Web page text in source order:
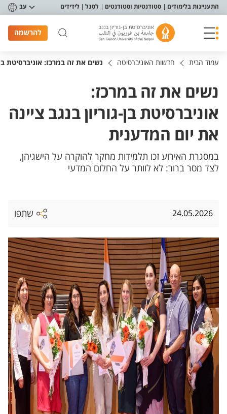
תפריט נגישות
התעניינות בלימודים סטודנטיות וסטודנטים לסגל לידידים עב
להרשמה
עמוד הבית חדשות האוניברסיטה נשים את זה במרכז: אוניברסיטת
נשים את זה במרכז:
אוניברסיטת בן-גוריון בנגב ציינה
את יום המדענית
במסגרת האירוע זכו תלמידות מחקר להוקרה על הישגיהן,
לצד מסר ברור: לא לוותר על החלום המדעי
24.05.2026 שתפו